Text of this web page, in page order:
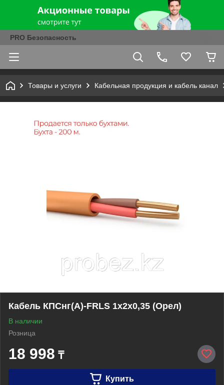
PRO Безопасность
Товары и услуги Кабельная продукция и кабель канал
Кабель КПСнг(А)-FRLS 1х2х0,35 (Орел)
В наличии
Розница
18 998 ₸
Купить